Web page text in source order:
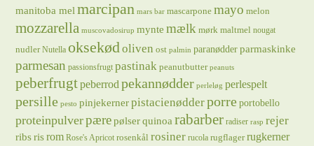
manitoba mel marcipan mars bar mascarpone mayo melon
mozzarella muscovadosirup mynte mælk mørk maltmel nougat
nudler Nutella oksekødoliven ost palmin paranødder parmaskinke
parmesan passionsfrugt pastinak peanutbutter peanuts
peberfrugtpeberrodpekannødder perleløg perlespelt
persille pesto pinjekerner pistacienødderporre portobello
proteinpulverpære pølser quinoa rabarber radiser rasp rejer
ribs risrom Rose's Apricot rosenkål rosiner rucola rugflager rugkerner